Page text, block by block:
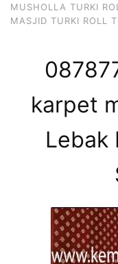
MUSHOLLA TURKI
MASJID TURKI ROLL
karpet
Lebak